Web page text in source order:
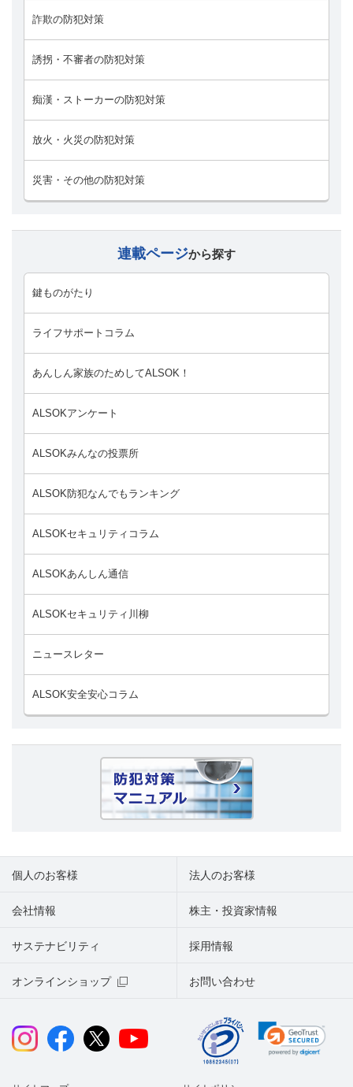
詐欺の防犯対策
誘拐・不審者の防犯対策
痴漢・ストーカーの防犯対策
放火・火災の防犯対策
災害・その他の防犯対策
連載ページから探す
鍵ものがたり
ライフサポートコラム
あんしん家族のためしてALSOK！
ALSOKアンケート
ALSOKみんなの投票所
ALSOK防犯なんでもランキング
ALSOKセキュリティコラム
ALSOKあんしん通信
ALSOKセキュリティ川柳
ニュースレター
ALSOK安全安心コラム
個人のお客様 法人のお客様
会社情報 株主・投資家情報
サステナビリティ
オンラインショップ お問い合わせ
採用情報